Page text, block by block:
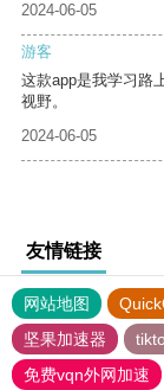
2024-06-05
游客
这款app是我学习路
视野。
2024-06-05
友情链接
网站地图
坚果加速器
免费vqn外网加速